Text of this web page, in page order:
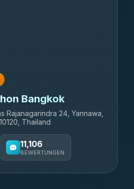
Bangkok
Rajanagarindra 24, Yannawa,
Thailand
11,106
BEWERTUNGEN